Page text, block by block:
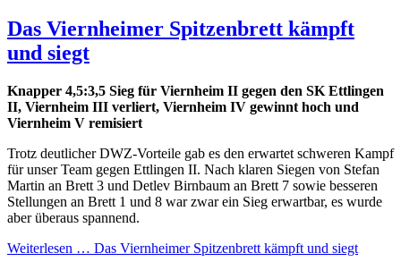
Das Viernheimer Spitzenbrett kämpft
und siegt
Knapper 4,5:3,5 Sieg für Viernheim II gegen den SK Ettlingen
II, Viernheim III verliert, Viernheim IV gewinnt hoch und
Viernheim V remisiert
Trotz deutlicher DWZ-Vorteile gab es den erwartet schweren Kampf
für unser Team gegen Ettlingen II. Nach klaren Siegen von Stefan
Martin an Brett 3 und Detlev Birnbaum an Brett 7 sowie besseren
Stellungen an Brett 1 und 8 war zwar ein Sieg erwartbar, es wurde
aber überaus spannend.
Weiterlesen … Das Viernheimer Spitzenbrett kämpft und siegt